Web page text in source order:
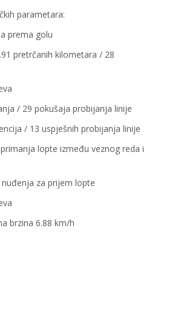
parametara:
prema golu
pretrčanih kilometara / 28
/ 29 pokušaja probijanja linije
/ 13 uspješnih probijanja linije
lopte između veznog reda i
za prijem lopte
brzina 6.88 km/h